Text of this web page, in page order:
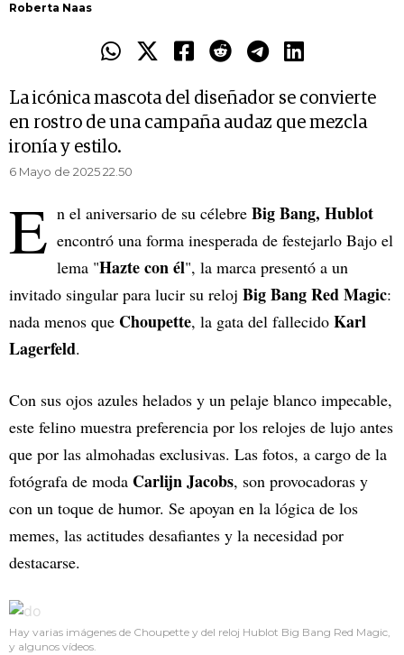
Roberta Naas
La icónica mascota del diseñador se convierte
en rostro de una campaña audaz que mezcla
ironía y estilo.
6 Mayo de 2025 22.50
E n el aniversario de su célebre Big Bang, Hublot
encontró una forma inesperada de festejarlo Bajo el
lema "Hazte con él", la marca presentó a un
invitado singular para lucir su reloj Big Bang Red Magic:
nada menos que Choupette, la gata del fallecido Karl
Lagerfeld.
Con sus ojos azules helados y un pelaje blanco impecable,
este felino muestra preferencia por los relojes de lujo antes
que por las almohadas exclusivas. Las fotos, a cargo de la
fotógrafa de moda Carlijn Jacobs, son provocadoras y
con un toque de humor. Se apoyan en la lógica de los
memes, las actitudes desafiantes y la necesidad por
destacarse.
Hay varias imágenes de Choupette y del reloj Hublot Big Bang Red Magic,
y algunos vídeos.